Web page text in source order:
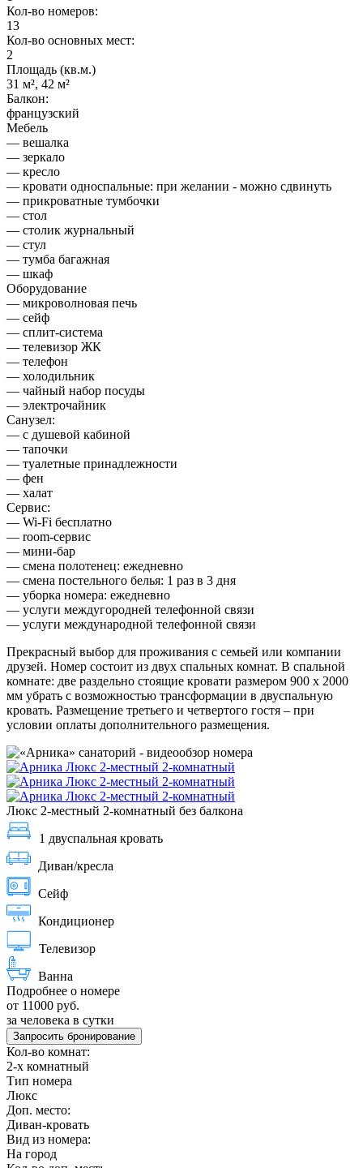
Кол-во номеров:
13
Кол-во основных мест:
2
Площадь (кв.м.)
31 м², 42 м²
Балкон:
французский
Мебель
— вешалка
— зеркало
— кресло
— кровати односпальные: при желании - можно сдвинуть
— прикроватные тумбочки
— стол
— столик журнальный
— стул
— тумба багажная
— шкаф
Оборудование
— микроволновая печь
— сейф
— сплит-система
— телевизор ЖК
— телефон
— холодильник
— чайный набор посуды
— электрочайник
Санузел:
— с душевой кабиной
— тапочки
— туалетные принадлежности
— фен
— халат
Сервис:
— Wi-Fi бесплатно
— room-сервис
— мини-бар
— смена полотенец: ежедневно
— смена постельного белья: 1 раз в 3 дня
— уборка номера: ежедневно
— услуги междугородней телефонной связи
— услуги международной телефонной связи
Прекрасный выбор для проживания с семьей или компании
друзей. Номер состоит из двух спальных комнат. В спальной
комнате: две раздельно стоящие кровати размером 900 х 2000
мм убрать с возможностью трансформации в двуспальную
кровать. Размещение третьего и четвертого гостя – при
условии оплаты дополнительного размещения.
Люкс 2-местный 2-комнатный без балкона
1 двуспальная кровать
Диван/кресла
Сейф
Кондиционер
Телевизор
Ванна
Подробнее о номере
от 11000 руб.
за человека в сутки
Запросить бронирование
Кол-во комнат:
2-х комнатный
Тип номера
Люкс
Доп. место:
Диван-кровать
Вид из номера:
На город